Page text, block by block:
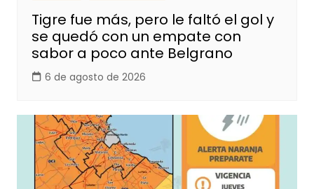
Tigre fue más, pero le faltó el gol y
se quedó con un empate con
sabor a poco ante Belgrano
6 de agosto de 2026